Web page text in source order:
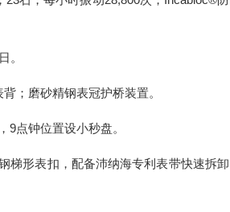
。
；磨砂精钢表冠护桥装置。
9点钟位置设小秒盘。
梯形表扣，配备沛纳海专利表带快速拆卸